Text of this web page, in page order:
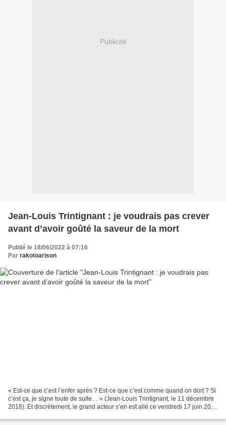
Publicité
Jean-Louis Trintignant : je voudrais pas crever
avant d’avoir goûté la saveur de la mort
Publié le 18/06/2022 à 07:16
Par rakotoarison
« Est-ce que c’est l’enfer après ? Est-ce que c’est comme quand on dort ? Si
c’est ça, je signe toute de suite… » (Jean-Louis Trintignant, le 11 décembre
2018). Et discrètement, le grand acteur s’en est allé ce vendredi 17 juin 2022